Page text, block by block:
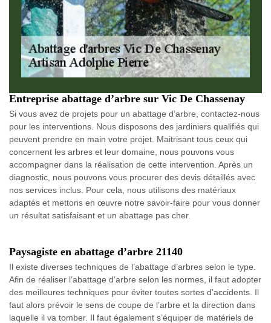
Entreprise abattage d’arbre sur Vic De Chassenay
Si vous avez de projets pour un abattage d’arbre, contactez-nous
pour les interventions. Nous disposons des jardiniers qualifiés qui
peuvent prendre en main votre projet. Maitrisant tous ceux qui
concernent les arbres et leur domaine, nous pouvons vous
accompagner dans la réalisation de cette intervention. Après un
diagnostic, nous pouvons vous procurer des devis détaillés avec
nos services inclus. Pour cela, nous utilisons des matériaux
adaptés et mettons en œuvre notre savoir-faire pour vous donner
un résultat satisfaisant et un abattage pas cher.
Paysagiste en abattage d’arbre 21140
Il existe diverses techniques de l’abattage d’arbres selon le type.
Afin de réaliser l’abattage d’arbre selon les normes, il faut adopter
des meilleures techniques pour éviter toutes sortes d’accidents. Il
faut alors prévoir le sens de coupe de l’arbre et la direction dans
laquelle il va tomber. Il faut également s’équiper de matériels de